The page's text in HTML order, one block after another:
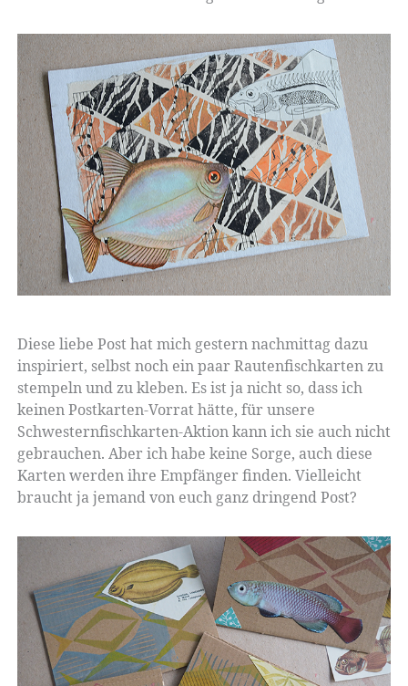
Diese liebe Post hat mich gestern nachmittag dazu
inspiriert, selbst noch ein paar Rautenfischkarten zu
stempeln und zu kleben. Es ist ja nicht so, dass ich
keinen Postkarten-Vorrat hätte, für unsere
Schwesternfischkarten-Aktion kann ich sie auch nicht
gebrauchen. Aber ich habe keine Sorge, auch diese
Karten werden ihre Empfänger finden. Vielleicht
braucht ja jemand von euch ganz dringend Post?